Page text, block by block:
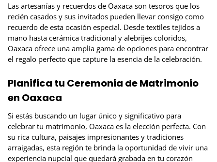
Las artesanías y recuerdos de Oaxaca son tesoros que los
recién casados y sus invitados pueden llevar consigo como
recuerdo de esta ocasión especial. Desde textiles tejidos a
mano hasta cerámica tradicional y alebrijes coloridos,
Oaxaca ofrece una amplia gama de opciones para encontrar
el regalo perfecto que capture la esencia de la celebración.
Planifica tu Ceremonia de Matrimonio
en Oaxaca
Si estás buscando un lugar único y significativo para
celebrar tu matrimonio, Oaxaca es la elección perfecta. Con
su rica cultura, paisajes impresionantes y tradiciones
arraigadas, esta región te brinda la oportunidad de vivir una
experiencia nupcial que quedará grabada en tu corazón